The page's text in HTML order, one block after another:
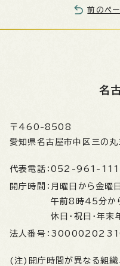
前のペ
名
〒460-8508
愛知県名古屋市中区三の
代表電話： 052-961-
開庁時間： 月曜日から金曜
午前8時45分か
休日・祝日・年末
法人番号：
(注)開庁時間が異なる組織